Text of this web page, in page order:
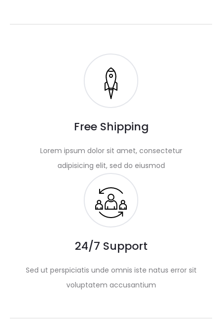
Free Shipping
Lorem ipsum dolor sit amet, consectetur
adipisicing elit, sed do eiusmod
24/7 Support
Sed ut perspiciatis unde omnis iste natus error sit
voluptatem accusantium